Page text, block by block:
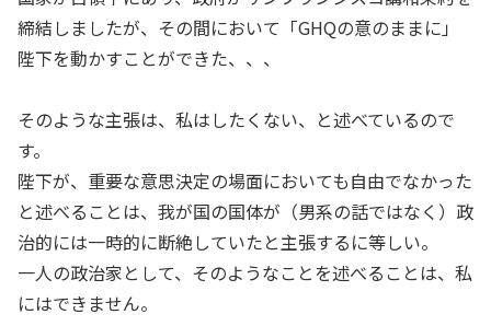
締結しましたが、その間において「GHQの意のままに」
陛下を動かすことができた、、、
そのような主張は、私はしたくない、と述べているので
す。
陛下が、重要な意思決定の場面においても自由でなかった
と述べることは、我が国の国体が（男系の話ではなく）政
治的には一時的に断絶していたと主張するに等しい。
一人の政治家として、そのようなことを述べることは、私
にはできません。